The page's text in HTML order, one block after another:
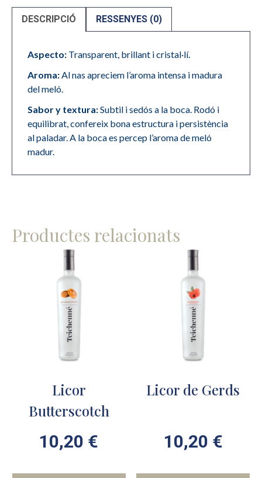
DESCRIPCIÓ RESSENYES (0)
Aspecto: Transparent, brillant i cristal·lí.
Aroma: Alnas apreciem l’aroma intensa i madura
del meló.
Sabor y textura:Subtil i sedós a la boca. Rodó i
equilibrat, confereix bona estructura i persistència
al paladar. A la boca es percep l’aroma de meló
madur.
Productes relacionats
Licor
Butterscotch
10,20 €
Licor de Gerds
10,20 €